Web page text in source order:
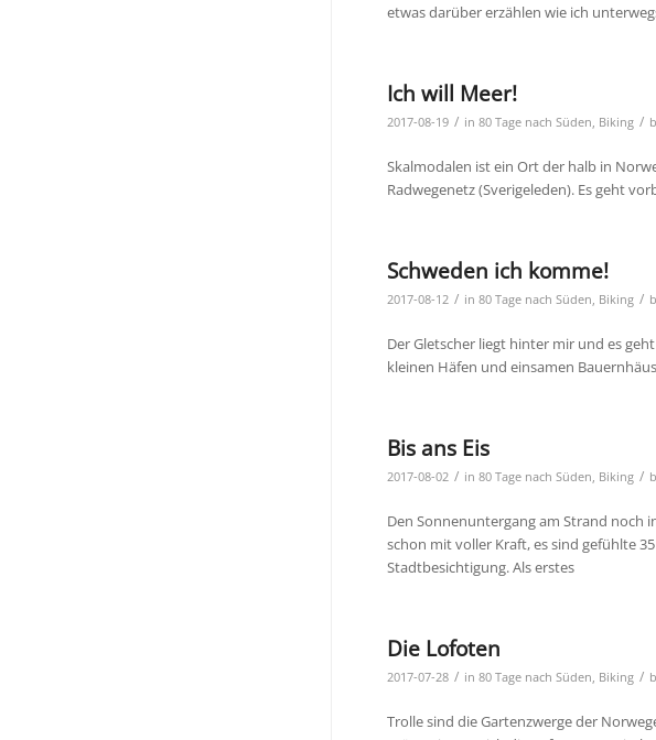
etwas darüber erzählen wie ich
Ich will Meer!
2017-08-19 / in 80 Tage nach Süden Biking /
Skalmodalen ist ein Ort der halb in
Radwegenetz (Sverigeleden). Es geht
Schweden ich komme!
2017-08-12 / in 80 Tage nach Süden Biking /
Der Gletscher liegt hinter mir und es
kleinen Häfen und einsamen
Bis ans Eis
2017-08-02 / in 80 Tage nach Süden Biking /
Den Sonnenuntergang am Strand noch
schon mit voller Kraft, es sind gefühlte
Stadtbesichtigung. Als erstes
Die Lofoten
2017-07-28 / in 80 Tage nach Süden, Biking /
Trolle sind die Gartenzwerge der